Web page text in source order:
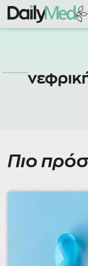
Πιο